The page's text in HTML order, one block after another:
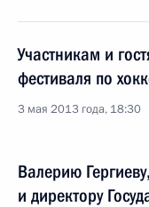
Участникам и
фестиваля по
3 мая 2013 года, 18:30
Валерию
и директору